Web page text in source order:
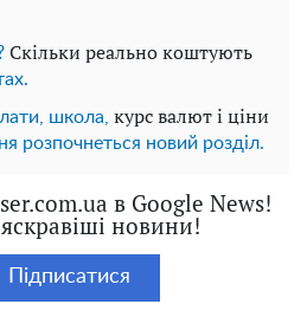
Скільки реально коштують
школа, курс валют і ціни
розпочнеться новий розділ.
в Google News!
новини!
Підписатися